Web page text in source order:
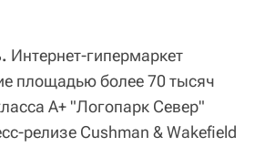
Интернет-гипермаркет
площадью более 70 тысяч
А+ "Логопарк Север"
релизе Cushman & Wakefield